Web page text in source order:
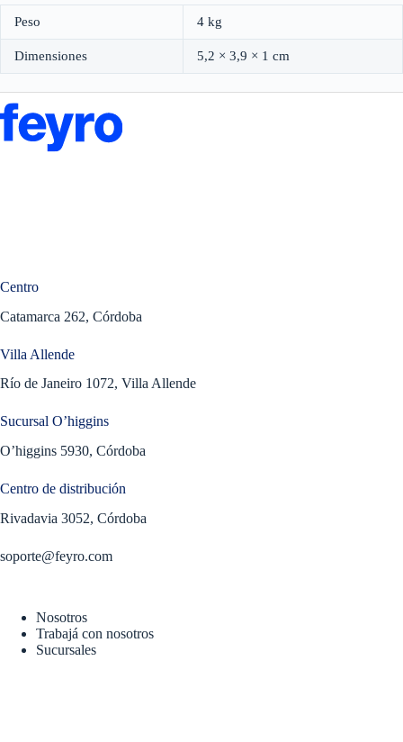
Peso 4 kg
Dimensiones 5,2 × 3,9 × 1 cm
Centro
Catamarca 262, Córdoba
Villa Allende
Río de Janeiro 1072, Villa Allende
Sucursal O’higgins
O’higgins 5930, Córdoba
Centro de distribución
Rivadavia 3052, Córdoba
soporte@feyro.com
Nosotros
Trabajá con nosotros
Sucursales